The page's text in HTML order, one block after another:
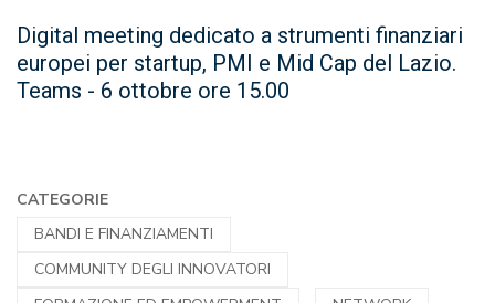
Digital meeting dedicato a strumenti finanziari
europei per startup, PMI e Mid Cap del Lazio.
Teams - 6 ottobre ore 15.00
CATEGORIE
BANDI E FINANZIAMENTI
COMMUNITY DEGLI INNOVATORI